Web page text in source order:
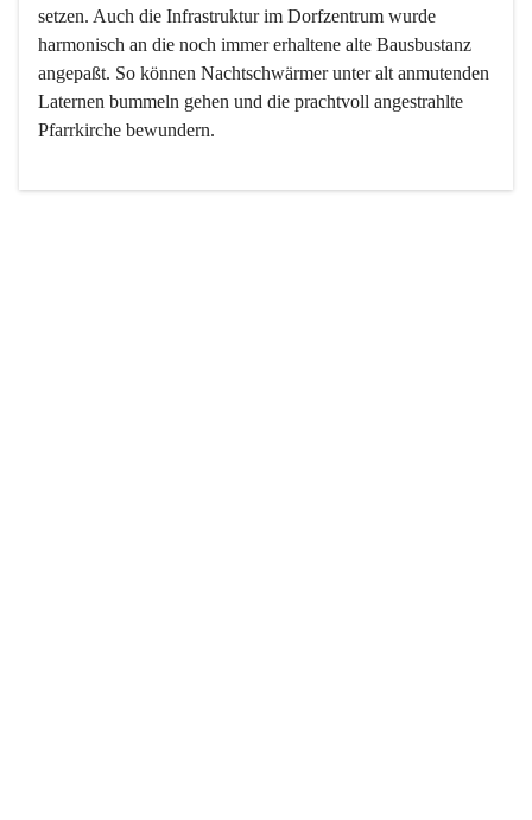
setzen. Auch die Infrastruktur im Dorfzentrum wurde
harmonisch an die noch immer erhaltene alte Bausbustanz
angepaßt. So können Nachtschwärmer unter alt anmutenden
Laternen bummeln gehen und die prachtvoll angestrahlte
Pfarrkirche bewundern.
Der Weinbau dominert heute nicht mehr, ist aber integrativer